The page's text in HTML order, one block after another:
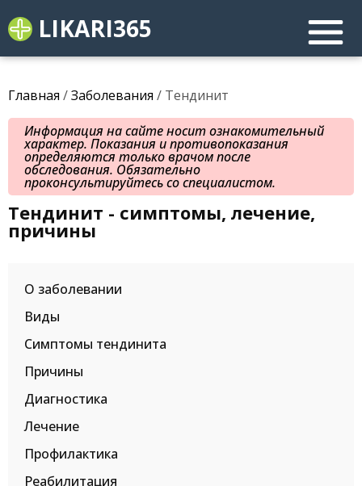
LIKARI365
Главная /Заболевания / Тендинит
Информация на сайте носит ознакомительный
характер. Показания и противопоказания
определяются только врачом после
обследования. Обязательно
проконсультируйтесь со специалистом.
Тендинит - симптомы, лечение,
причины
О заболевании
Виды
Симптомы тендинита
Причины
Диагностика
Лечение
Профилактика
Реабилитация